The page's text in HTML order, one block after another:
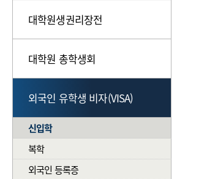
대학원생권리장전
대학원 총학생회
외국인 유학생 비자(VISA)
신입학
복학
외국인 등록증